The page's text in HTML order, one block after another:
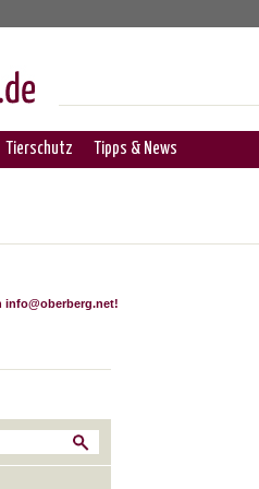
Tierschutz Tipps & News
info@oberberg.net!